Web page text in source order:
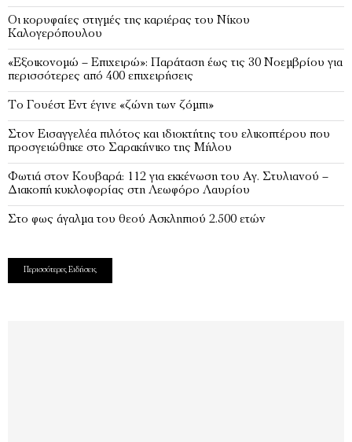
Οι κορυφαίες στιγμές της καριέρας του Νίκου
Καλογερόπουλου
«Εξοικονομώ – Επιχειρώ»: Παράταση έως τις 30 Νοεμβρίου για
περισσότερες από 400 επιχειρήσεις
Το Γουέστ Εντ έγινε «ζώνη των ζόμπι»
Στον Εισαγγελέα πιλότος και ιδιοκτήτης του ελικοπτέρου που
προσγειώθηκε στο Σαρακήνικο της Μήλου
Φωτιά στον Κουβαρά: 112 για εκκένωση του Αγ. Στυλιανού –
Διακοπή κυκλοφορίας στη Λεωφόρο Λαυρίου
Στο φως άγαλμα του θεού Ασκληπιού 2.500 ετών
Περισσότερες Ειδήσεις